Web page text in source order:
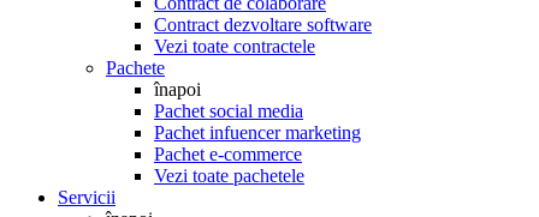
Contract dezvoltare software
Vezi toate contractele
Pachete
înapoi
Pachet social media
Pachet infuencer marketing
Pachet e-commerce
Vezi toate pachetele
Servicii